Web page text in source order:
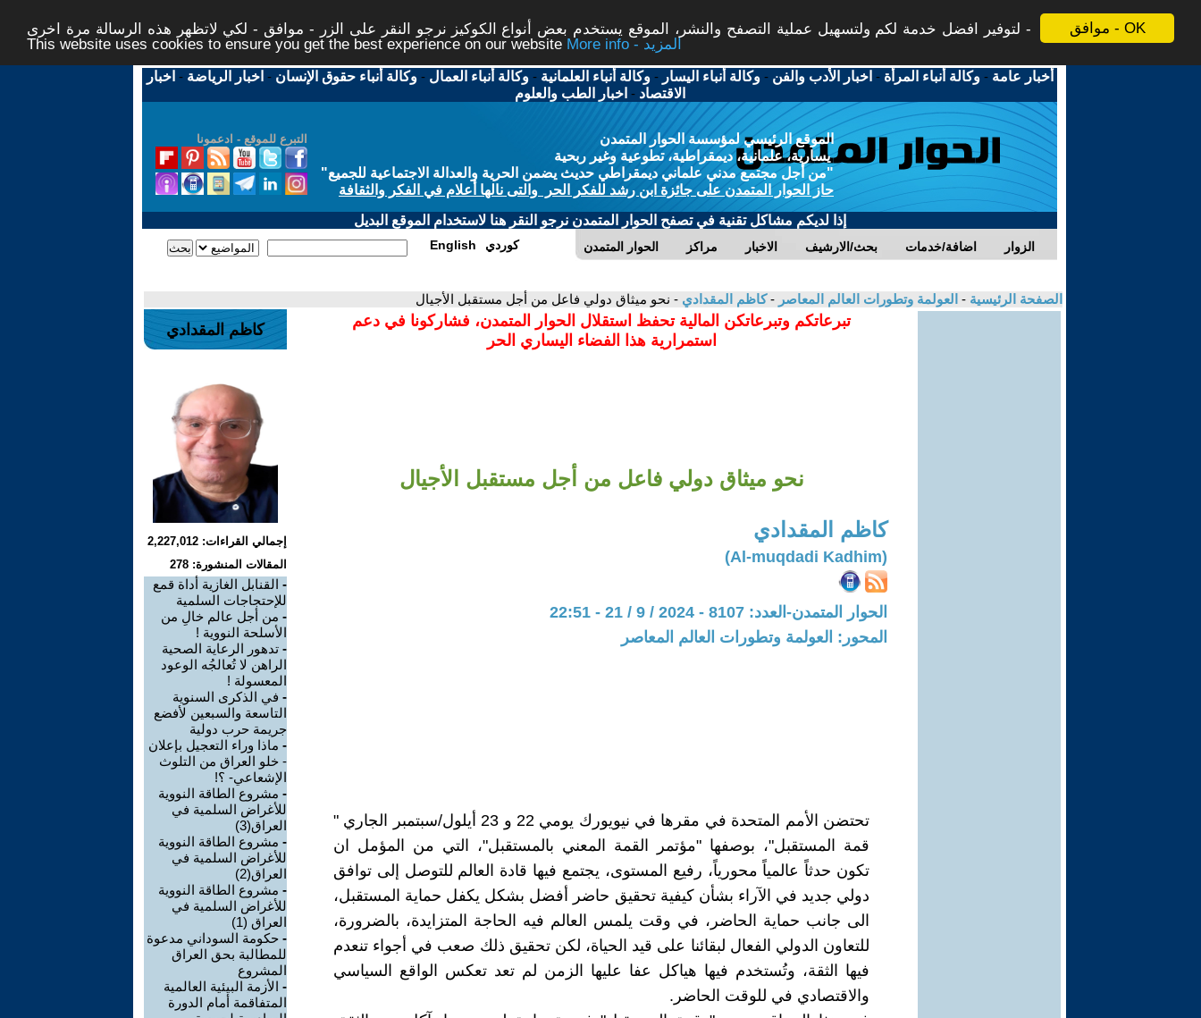
موافق - OK
لتوفير افضل خدمة لكم ولتسهيل عملية التصفح والنشر، الموقع يستخدم بعض أنواع الكوكيز نرجو النقر على الزر - موافق - لكي لاتظهر هذه الرسالة مرة اخرى -
This website uses cookies to ensure you get the best experience on our website
More info - المزيد
أخبار عامة -وكالة أنباء المرأة - اخبار الأدب والفن -وكالة أنباء اليسار -وكالة أنباء العلمانية -وكالة أنباء العمال -وكالة أنباء حقوق الإنسان - اخبار الرياضة - اخبار
الاقتصاد - اخبار الطب والعلوم
التبرع للموقع - ادعمونا
الموقع الرئيسي لمؤسسة الحوار المتمدن
يسارية، علمانية، ديمقراطية، تطوعية وغير ربحية
"من أجل مجتمع مدني علماني ديمقراطي حديث يضمن الحرية والعدالة الاجتماعية للجميع"
حاز الحوار المتمدن على جائزة ابن رشد للفكر الحر والتى نالها أعلام في الفكر والثقافة
إذا لديكم مشاكل تقنية في تصفح الحوار المتمدن نرجو النقر هنا لاستخدام الموقع البديل
الحوار المتمدن مراكز الاخبار بحث/الارشيف اضافة/خدمات الزوار English كوردي
الصفحة الرئيسية - العولمة وتطورات العالم المعاصر -كاظم المقدادي - نحو ميثاق دولي فاعل من أجل مستقبل الأجيال
تبرعاتكم وتبرعاتكن المالية تحفظ استقلال الحوار المتمدن، فشاركونا في دعم
استمرارية هذا الفضاء اليساري الحر
نحو ميثاق دولي فاعل من أجل مستقبل الأجيال
كاظم المقدادي
(Al-muqdadi Kadhim)
الحوار المتمدن-العدد: 8107 - 2024 / 9 / 21 - 22:51
المحور: العولمة وتطورات العالم المعاصر
تحتضن الأمم المتحدة في مقرها في نيويورك يومي 22 و 23 أيلول/سبتمبر الجاري "
قمة المستقبل"، بوصفها "مؤتمر القمة المعني بالمستقبل"، التي من المؤمل ان
تكون حدثاً عالمياً محورياً، رفيع المستوى، يجتمع فيها قادة العالم للتوصل إلى توافق
دولي جديد في الآراء بشأن كيفية تحقيق حاضر أفضل بشكل يكفل حماية المستقبل،
الى جانب حماية الحاضر، في وقت يلمس العالم فيه الحاجة المتزايدة، بالضرورة،
للتعاون الدولي الفعال لبقائنا على قيد الحياة، لكن تحقيق ذلك صعب في أجواء تنعدم
فيها الثقة، وتُستخدم فيها هياكل عفا عليها الزمن لم تعد تعكس الواقع السياسي
والاقتصادي في للوقت الحاضر.
كاظم المقدادي
إجمالي القراءات: 2,227,012
المقالات المنشورة: 278
- القنابل الغازية أداة قمع
للإحتجاجات السلمية
- من أجل عالم خالِ من
الأسلحة النووية !
- تدهور الرعاية الصحية
الراهن لا تُعالجُه الوعود
المعسولة !
- في الذكرى السنوية
التاسعة والسبعين لأفضع
جريمة حرب دولية
- ماذا وراء التعجيل بإعلان
- خلو العراق من التلوث
الإشعاعي- ؟!
- مشروع الطاقة النووية
للأغراض السلمية في
العراق(3)
- مشروع الطاقة النووية
للأغراض السلمية في
العراق(2)
- مشروع الطاقة النووية
للأغراض السلمية في
العراق (1)
- حكومة السوداني مدعوة
للمطالبة بحق العراق
المشروع
- الأزمة البيئية العالمية
المتفاقمة أمام الدورة